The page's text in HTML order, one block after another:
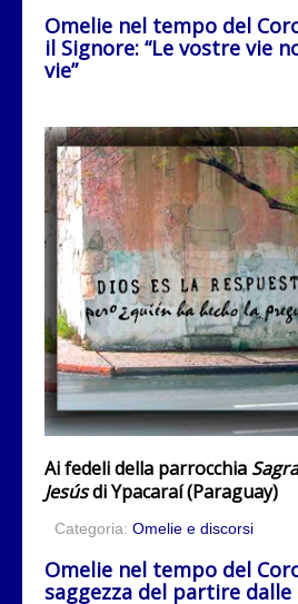
Omelie nel tempo del
il Signore: “Le vostre vie
vie”
Ai fedeli della parrocchia
Jesúsdi Ypacaraí (Paraguay)
Categoria: Omelie e discorsi
Omelie nel tempo del
saggezza del partire dalle